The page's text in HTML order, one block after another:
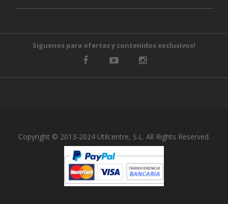
Siguenos para ofertas y contenidos exclusivos!
Copyright © 2013-2024 Utilcentre, S.L. All Rights Reserved.